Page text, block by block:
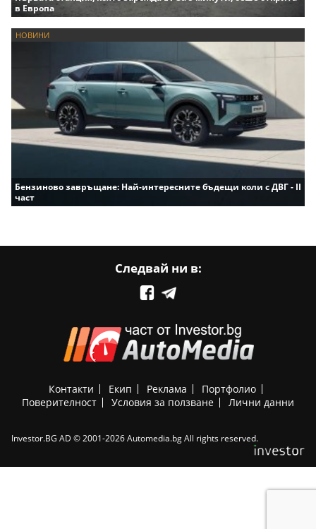
в Европа
НОВИНИ
Бензиново завръщане: Най-интересните бъдещи коли с ДВГ - II
част
Следвай ни в:
Контакти Екип Реклама
Портфолио
Поверителност
Условия за ползване Лични данни
Investor.BG AD © 2001-2026 Automedia.bg All rights reserved.